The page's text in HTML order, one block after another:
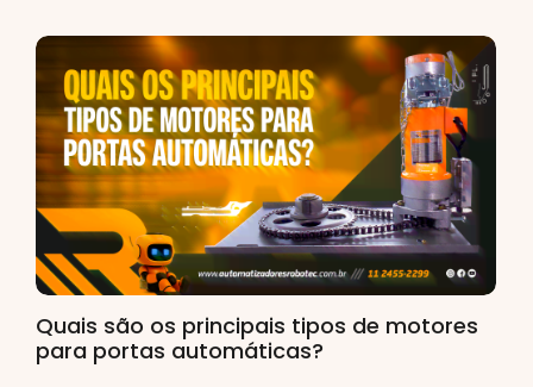
Quais são os principais tipos de motores
para portas automáticas?